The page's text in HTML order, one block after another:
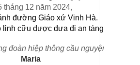
tháng 12 năm 2024,
đường Giáo xứ Vinh Hà.
đoàn hiệp thông cầu nguyện cho linh
Maria